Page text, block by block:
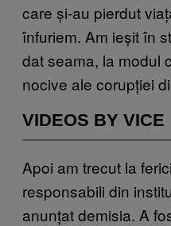
care și-au pierdut
înfuriem. Am ieșit în
dat seama, la modul
nocive ale corupției
VIDEOS BY VICE
Apoi am trecut la
responsabili din
anunțat demisia. A